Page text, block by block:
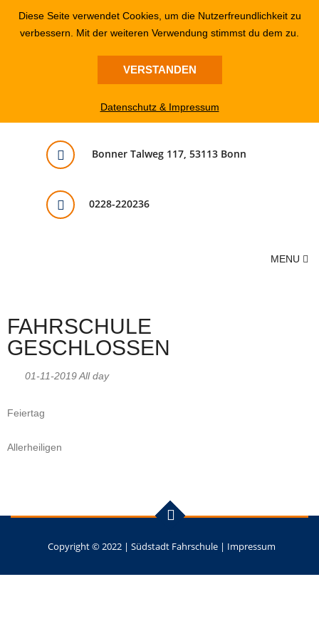
Bonner Talweg 117, 53113 Bonn
0228-220236
MENU
FAHRSCHULE
GESCHLOSSEN
01-11-2019 All day
Feiertag
Allerheiligen
Copyright © 2022 | Südstadt Fahrschule | Impressum
Diese Seite verwendet Cookies, um die Nutzerfreundlichkeit zu
verbessern. Mit der weiteren Verwendung stimmst du dem zu.
VERSTANDEN
Datenschutz & Impressum